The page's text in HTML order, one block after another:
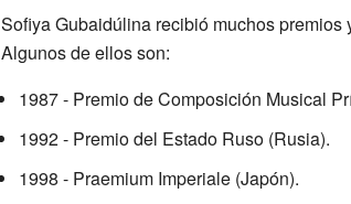
Sofiya Gubaidúlina recibió muchos
Algunos de ellos son:
1987 - Premio de Composición Musical
1992 - Premio del Estado Ruso (Rusia).
1998 - Praemium Imperiale (Japón).